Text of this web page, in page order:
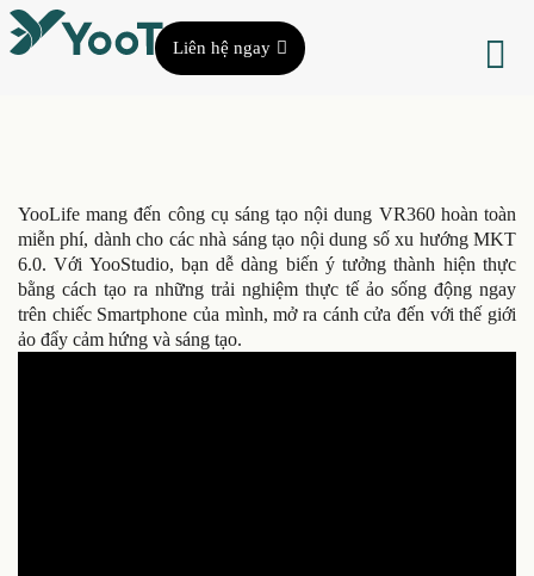
Liên hệ ngay
YooLife mang đến công cụ sáng tạo nội dung VR360 hoàn toàn
miễn phí, dành cho các nhà sáng tạo nội dung số xu hướng MKT
6.0. Với YooStudio, bạn dễ dàng biến ý tưởng thành hiện thực
bằng cách tạo ra những trải nghiệm thực tế ảo sống động ngay
trên chiếc Smartphone của mình, mở ra cánh cửa đến với thế giới
ảo đẩy cảm hứng và sáng tạo.